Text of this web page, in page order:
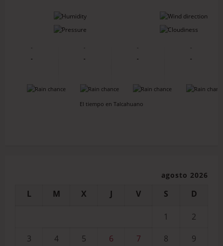
-
-
-
-
-
-
-
-
-
-
-
-
-
-
-
-
El tiempo en Talcahuano
agosto 2026
L M X J V S D
1
2
3
4 5 6 7 8
9